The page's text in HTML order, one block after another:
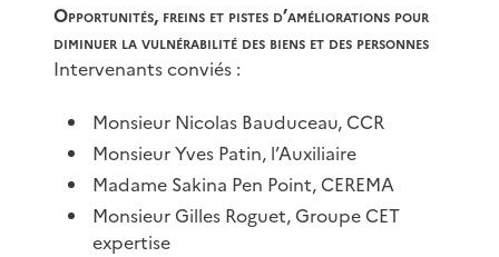
Opportunités, freins et pistes d’améliorations pour
diminuer la vulnérabilité des biens et des personnes
Intervenants conviés :
Monsieur Nicolas Bauduceau, CCR
Monsieur Yves Patin, l’Auxiliaire
Madame Sakina Pen Point, CEREMA
Monsieur Gilles Roguet, Groupe CET
expertise